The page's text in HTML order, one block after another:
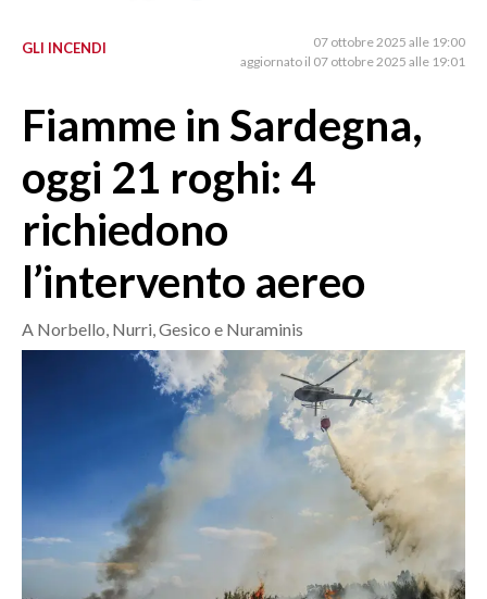
SULCIS IGLESIENTE
SASSARI E PROVINCIA
GALLURA
NUORO E PROVINCIA
OGLIASTRA
AGENDA
ITALIA
SERVIZI ALLE IMPRESE
GLI INCENDI
07 ottobre 2025 alle 19:00
aggiornato il 07 ottobre 2025 alle 19:01
Fiamme in Sardegna,
oggi 21 roghi: 4
richiedono
l’intervento aereo
A Norbello, Nurri, Gesico e Nuraminis